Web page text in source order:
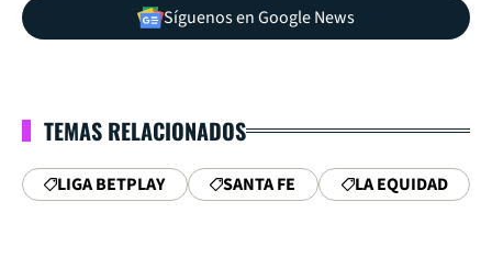
Síguenos en Google News
TEMAS RELACIONADOS
LIGA BETPLAY SANTA FE LA EQUIDAD